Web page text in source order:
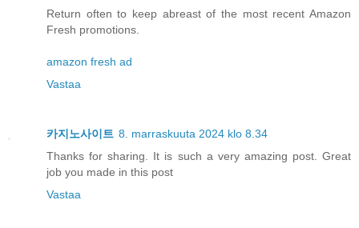
Return often to keep abreast of the most recent Amazon
Fresh promotions.
amazon fresh ad
Vastaa
카지노사이트 8. marraskuuta 2024 klo 8.34
Thanks for sharing. It is such a very amazing post. Great
job you made in this post
Vastaa